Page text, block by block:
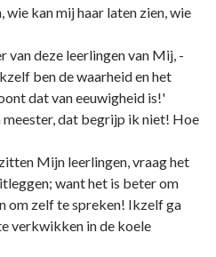
wie kan mij haar laten zien, wie
van deze leerlingen van Mij, -
ben de waarheid en het
dat van eeuwigheid is!'
meester, dat begrijp ik niet! Hoe
Mijn leerlingen, vraag het
want het is beter om
om zelf te spreken! Ikzelf ga
verkwikken in de koele